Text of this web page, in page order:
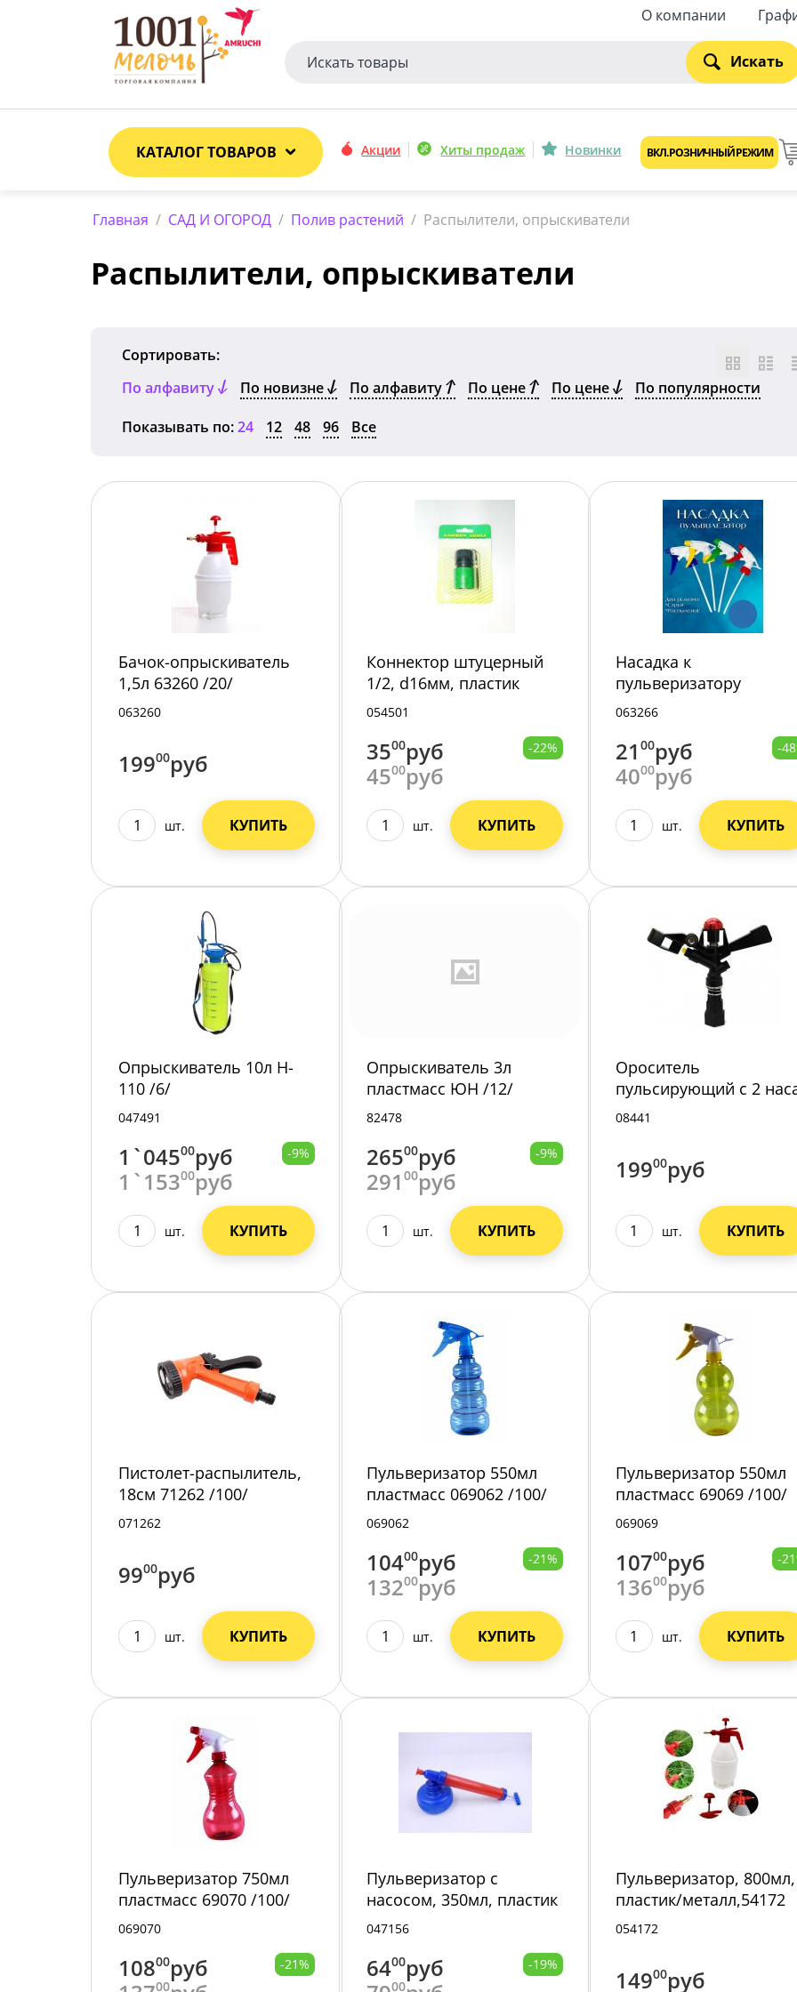
О компании
Искать
КАТАЛОГ ТОВАРОВ Акции Хиты продаж Новинки ВКЛ. РОЗНИЧНЫЙ РЕЖИМ
Главная / САД И ОГОРОД / Полив растений / Распылители, опрыскиватели
Распылители, опрыскиватели
Сортировать:
По алфавиту
По новизне По алфавиту По цене По цене
По популярности
Показывать по:24 12 48 96 Все
Бачок-опрыскиватель
1,5л 63260 /20/
063260
19900руб
шт. КУПИТЬ
Коннектор штуцерный
1/2, d16мм, пластик
/500/
054501
3500руб
4500руб
-22%
шт. КУПИТЬ
Насадка к
пульверизатору
15см14189-6/500/
063266
21 00руб
4000руб
-
шт. КУПИТЬ
Опрыскиватель 10л H-
110 /6/
047491
1`04500руб
1`15300руб
-9%
шт. КУПИТЬ
Опрыскиватель 3л
пластмасс ЮН /12/
82478
26500руб
29100руб
-9%
шт. КУПИТЬ
Ороситель
пульсирующий с 2
и наружной резьбой
08441
19900руб
шт. КУПИТЬ
Пистолет-распылитель,
18см 71262 /100/
071262
9900руб
шт. КУПИТЬ
Пульверизатор 550мл
пластмасс 069062 /100/
069062
10400руб
13200руб
-21%
шт. КУПИТЬ
Пульверизатор 550мл
пластмасс 69069 /100/
069069
10700руб
13600руб
-
шт. КУПИТЬ
Пульверизатор 750мл
пластмасс 69070 /100/
069070
10800руб
00
-21%
Пульверизатор с
насосом, 350мл, пластик
/100/
047156
6400руб
00
-19%
Пульверизатор, 800мл,
пластик/металл,54172
/30/
054172
14900руб